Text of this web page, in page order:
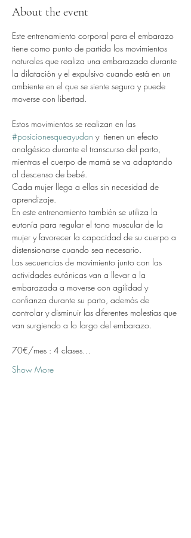
About the event
Este entrenamiento corporal para el embarazo
tiene como punto de partida los movimientos
naturales que realiza una embarazada durante
la dilatación y el expulsivo cuando está en un
ambiente en el que se siente segura y puede
moverse con libertad.
Estos movimientos se realizan en las
#posicionesqueayudan y  tienen un efecto
analgésico durante el transcurso del parto,
mientras el cuerpo de mamá se va adaptando
al descenso de bebé.
Cada mujer llega a ellas sin necesidad de
aprendizaje.
En este entrenamiento también se utiliza la
eutonía para regular el tono muscular de la
mujer y favorecer la capacidad de su cuerpo a
distensionarse cuando sea necesario.
Las secuencias de movimiento junto con las
actividades eutónicas van a llevar a la
embarazada a moverse con agilidad y
confianza durante su parto, además de
controlar y disminuir las diferentes molestias que
van surgiendo a lo largo del embarazo.
70€/mes : 4 clases…
Show More